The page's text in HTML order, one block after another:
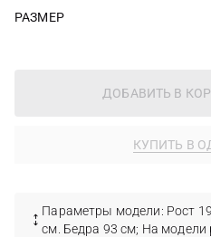
РАЗМЕР
ДОБАВИТЬ В
КУПИТЬ В
Параметры модели: Рост
см. Бедра 93 см; На модели